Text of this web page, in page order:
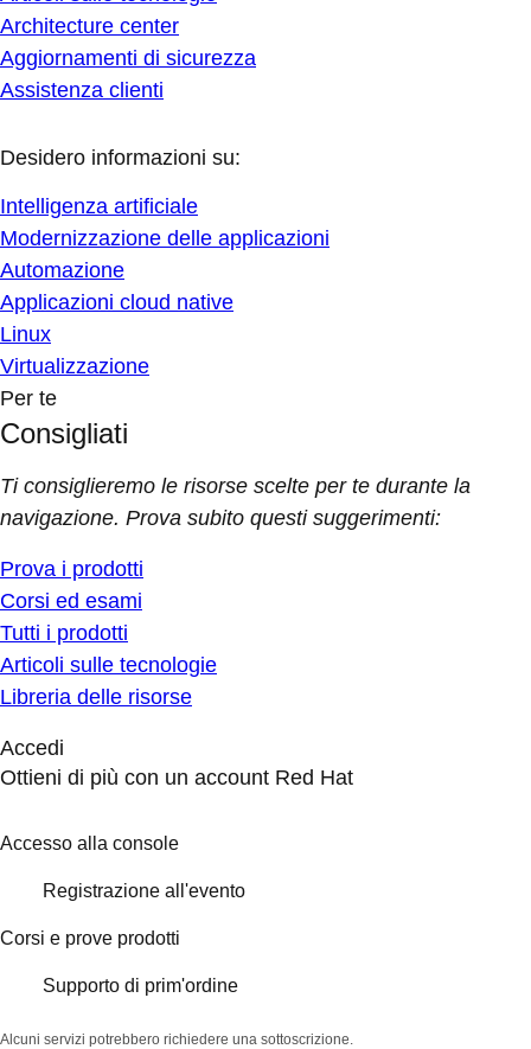
Architecture center
Aggiornamenti di sicurezza
Assistenza clienti
Desidero informazioni su:
Intelligenza artificiale
Modernizzazione delle applicazioni
Automazione
Applicazioni cloud native
Linux
Virtualizzazione
Per te
Consigliati
Ti consiglieremo le risorse scelte per te durante la
navigazione. Prova subito questi suggerimenti:
Prova i prodotti
Corsi ed esami
Tutti i prodotti
Articoli sulle tecnologie
Libreria delle risorse
Accedi
Ottieni di più con un account Red Hat
Accesso alla console
Registrazione all'evento
Corsi e prove prodotti
Supporto di prim'ordine
Alcuni servizi potrebbero richiedere una sottoscrizione.